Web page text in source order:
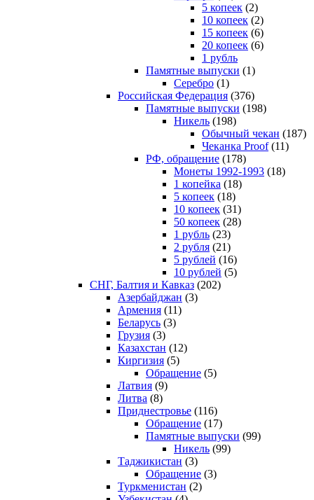
5 копеек (2)
10 копеек (2)
15 копеек (6)
20 копеек (6)
1 рубль
Памятные выпуски (1)
Серебро (1)
Российская Федерация (376)
Памятные выпуски (198)
Никель (198)
Обычный чекан (187)
Чеканка Proof(11)
РФ, обращение (178)
Монеты 1992-1993 (18)
1 копейка (18)
5 копеек (18)
10 копеек (31)
50 копеек (28)
1 рубль (23)
2 рубля (21)
5 рублей (16)
10 рублей (5)
СНГ, Балтия и Кавказ (202)
Азербайджан (3)
Армения (11)
Беларусь (3)
Грузия (3)
Казахстан (12)
Киргизия (5)
Обращение (5)
Латвия (9)
Литва (8)
Приднестровье (116)
Обращение (17)
Памятные выпуски (99)
Никель (99)
Таджикистан (3)
Обращение (3)
Туркменистан (2)